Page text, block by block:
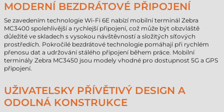
MODERNÍ BEZDRÁTOVÉ PŘIPOJENÍ
Se zavedením technologie Wi-Fi 6E nabízí mobilní terminál Zebra
MC3400 spolehlivější a rychlejší připojení, což může být obzvláště
důležité ve skladech s vysokou návštěvností a složitých síťových
prostředích. Pokročilé bezdrátové technologie pomáhají při rychlém
přenosu dat a udržování stálého připojení během práce. Mobilní
terminály Zebra MC3450 jsou modely vhodné pro dostupnost 5G a GPS
připojení.
UŽIVATELSKY PŘÍVĚTIVÝ DESIGN A
ODOLNÁ KONSTRUKCE